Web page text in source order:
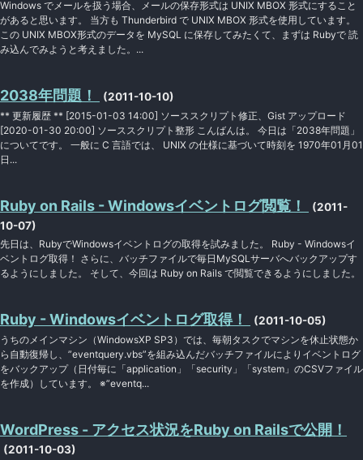
Windows でメールを扱う場合、メールの保存形式は UNIX MBOX 形式にすること
があると思います。 当方も Thunderbird で UNIX MBOX 形式を使用しています。
この UNIX MBOX形式のデータを MySQL に保存してみたくて、まずは Rubyで 読
み込んでみようと考えました。...
2038年問題！ (2011-10-10)
** 更新履歴 ** [2015-01-03 14:00] ソーススクリプト修正、Gist アップロード
[2020-01-30 20:00] ソーススクリプト整形 こんばんは。 今日は「2038年問題」
についてです。 一般に C 言語では、 UNIX の仕様に基づいて時刻を 1970年01月01
日...
Ruby on Rails - Windowsイベントログ閲覧！
(2011-
10-07)
先日は、RubyでWindowsイベントログの取得を試みました。 Ruby - Windowsイ
ベントログ取得！ さらに、バッチファイルで毎日MySQLサーバへバックアップす
るようにしました。 そして、今回は Ruby on Rails で閲覧できるようにしました。
Ruby - Windowsイベントログ取得！ (2011-10-05)
うちのメインマシン（WindowsXP SP3）では、毎朝タスクでマシンを休止状態か
ら自動復帰し、”eventquery.vbs”を組み込んだバッチファイルによりイベントログ
をバックアップ（日付毎に「application」「security」「system」のCSVファイル
を作成）しています。 ※”eventq...
WordPress - アクセス状況をRuby on Railsで公開！
(2011-10-03)